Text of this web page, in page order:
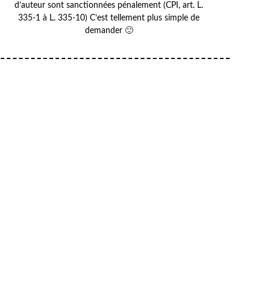
d’auteur sont sanctionnées pénalement (CPI, art. L.
335-1 à L. 335-10) C’est tellement plus simple de
demander 🙂